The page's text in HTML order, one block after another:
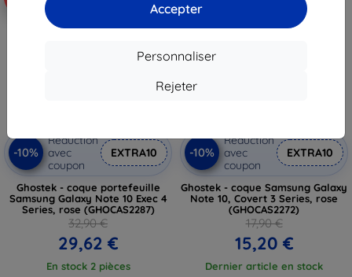
Accepter
Personnaliser
Rejeter
-10%
Réduction
avec
coupon
EXTRA10
Ghostek - coque portefeuille
Samsung Galaxy Note 10 Exec 4
Series, rose (GHOCAS2287)
32,90 €
29,62 €
En stock 2 pièces
-10%
Réduction
avec
coupon
EXTRA10
Ghostek - coque Samsung Galaxy
Note 10, Covert 3 Series, rose
(GHOCAS2272)
17,90 €
15,20 €
Dernier article en stock